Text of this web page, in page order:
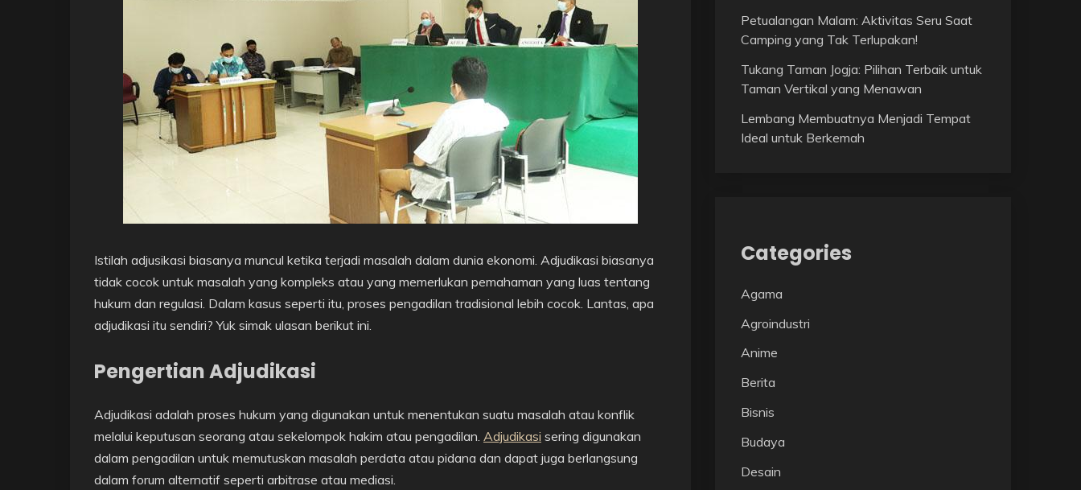
Istilah adjusikasi biasanya muncul ketika terjadi masalah dalam dunia ekonomi. Adjudikasi biasanya
tidak cocok untuk masalah yang kompleks atau yang memerlukan pemahaman yang luas tentang
hukum dan regulasi. Dalam kasus seperti itu, proses pengadilan tradisional lebih cocok. Lantas, apa
adjudikasi itu sendiri? Yuk simak ulasan berikut ini.
Pengertian Adjudikasi
Adjudikasi adalah proses hukum yang digunakan untuk menentukan suatu masalah atau konflik
melalui keputusan seorang atau sekelompok hakim atau pengadilan. Adjudikasi sering digunakan
dalam pengadilan untuk memutuskan masalah perdata atau pidana dan dapat juga berlangsung
dalam forum alternatif seperti arbitrase atau mediasi.
Petualangan Malam: Aktivitas Seru Saat
Camping yang Tak Terlupakan!
Tukang Taman Jogja: Pilihan Terbaik untuk
Taman Vertikal yang Menawan
Lembang Membuatnya Menjadi Tempat
Ideal untuk Berkemah
Categories
Agama
Agroindustri
Anime
Berita
Bisnis
Budaya
Desain